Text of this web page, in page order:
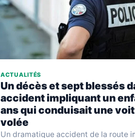
ACTUALITÉS
Un décès et sept blessés
accident impliquant un
ans qui conduisait une
volée
Un dramatique accident de la route